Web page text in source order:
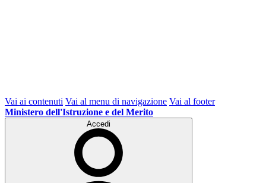
Vai ai contenuti Vai al menu di navigazione Vai al footer
Ministero dell'Istruzione e del Merito
Accedi